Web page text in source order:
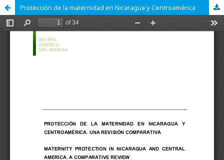
Protección de la maternidad en Nicaragua y Centroamérica